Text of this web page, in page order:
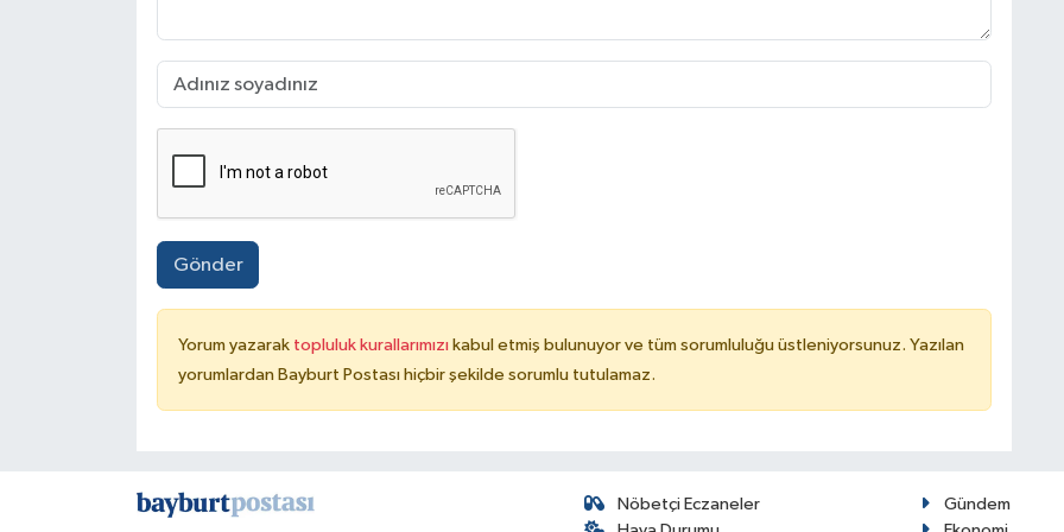
Gönder
Yorum yazarak topluluk kurallarımızı kabul etmiş bulunuyor ve tüm sorumluluğu üstleniyorsunuz. Yazılan
yorumlardan Bayburt Postası hiçbir şekilde sorumlu tutulamaz.
Nöbetçi Eczaneler
Gündem